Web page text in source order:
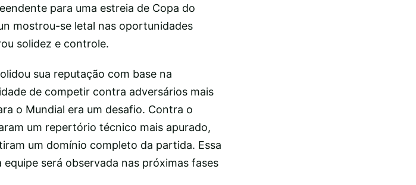
para uma estreia de Copa do
mostrou-se letal nas oportunidades
solidez e controle.
sua reputação com base na
de competir contra adversários mais
o Mundial era um desafio. Contra o
um repertório técnico mais apurado,
um domínio completo da partida. Essa
será observada nas próximas fases